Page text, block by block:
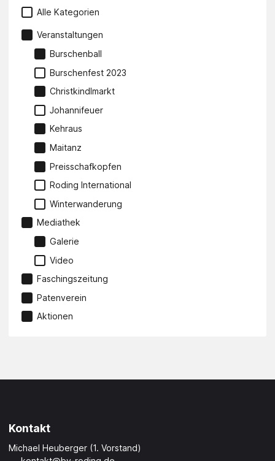
Alle Kategorien
Veranstaltungen
Burschenball
Burschenfest 2023
Christkindlmarkt
Johannifeuer
Kehraus
Maitanz
Preisschafkopfen
Roding International
Winterwanderung
Mediathek
Galerie
Video
Faschingszeitung
Patenverein
Aktionen
Kontakt
Michael Heuberger (1. Vorstand)